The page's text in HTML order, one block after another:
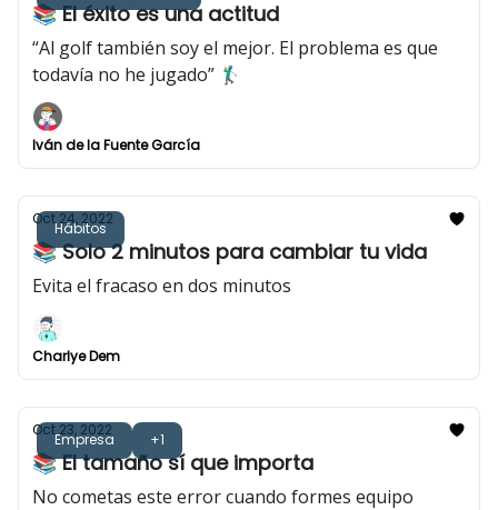
📚 El éxito es una actitud
“Al golf también soy el mejor. El problema es que
todavía no he jugado” 🏌️‍♂️
Iván de la Fuente García
Hábitos
Oct 24, 2022
📚 Solo 2 minutos para cambiar tu vida
Evita el fracaso en dos minutos
Charlye Dem
Empresa +1
Oct 23, 2022
📚 El tamaño sí que importa
No cometas este error cuando formes equipo